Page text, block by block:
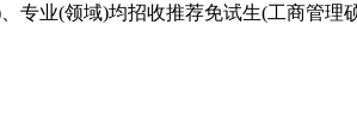
专业(领域)均招收推荐免试生(工商管